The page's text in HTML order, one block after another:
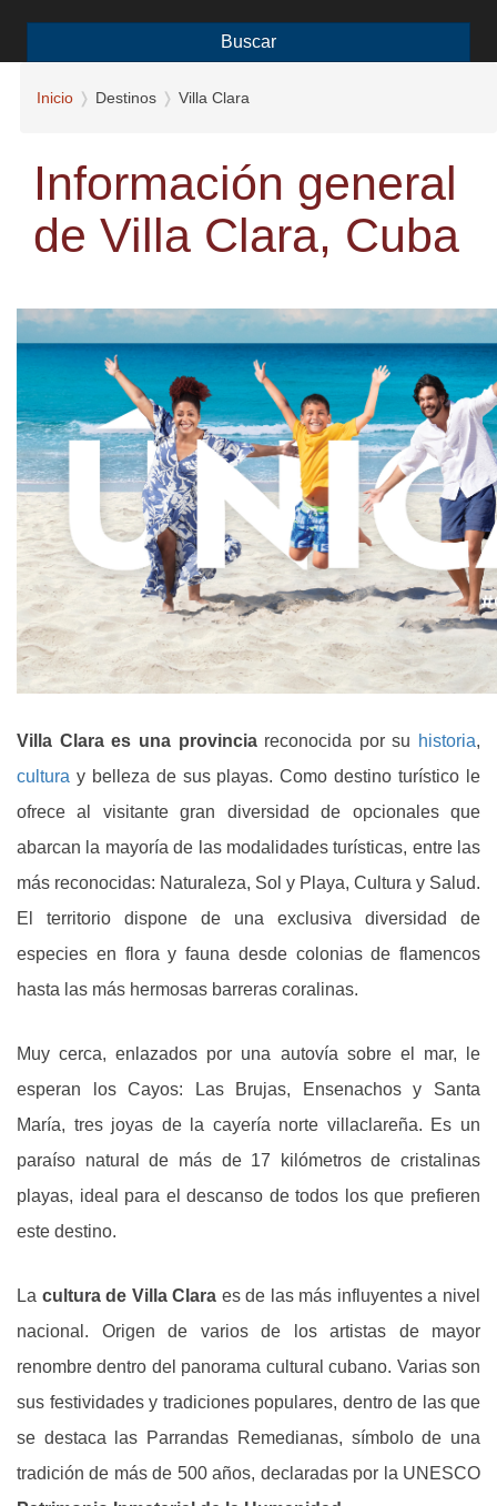
Buscar
Inicio Destinos Villa Clara
Información general
de Villa Clara, Cuba
Villa Clara es una provinciareconocida por su historia,
cultura y belleza de sus playas. Como destino turístico le
ofrece al visitante gran diversidad de opcionales que
abarcan la mayoría de las modalidades turísticas, entre las
más reconocidas: Naturaleza, Sol y Playa, Cultura y Salud.
El territorio dispone de una exclusiva diversidad de
especies en flora y fauna desde colonias de flamencos
hasta las más hermosas barreras coralinas.
Muy cerca, enlazados por una autovía sobre el mar, le
esperan los Cayos: Las Brujas, Ensenachos y Santa
María, tres joyas de la cayería norte villaclareña. Es un
paraíso natural de más de 17 kilómetros de cristalinas
playas, ideal para el descanso de todos los que prefieren
este destino.
La cultura de Villa Clara es de las más influyentes a nivel
nacional. Origen de varios de los artistas de mayor
renombre dentro del panorama cultural cubano. Varias son
sus festividades y tradiciones populares, dentro de las que
se destaca las Parrandas Remedianas, símbolo de una
tradición de más de 500 años, declaradas por la UNESCO